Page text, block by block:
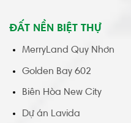
ĐẤT NỀN BIỆT THỰ
MerryLand Quy Nhơn
Golden Bay 602
Biên Hòa New City
Dự án Lavida